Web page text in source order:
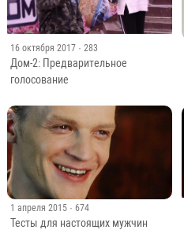
16 октября 2017 · 283
Дом-2: Предварительное
голосование
1 апреля 2015 · 674
Тесты для настоящих мужчин